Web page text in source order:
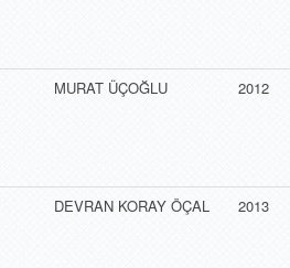
MURAT ÜÇOĞLU 2012
DEVRAN KORAY ÖÇAL 2013